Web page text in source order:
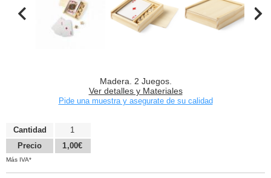
Madera. 2 Juegos.
Ver detalles y Materiales
Pide una muestra y asegurate de su calidad
Cantidad
Precio
1
1,00€
Más IVA*